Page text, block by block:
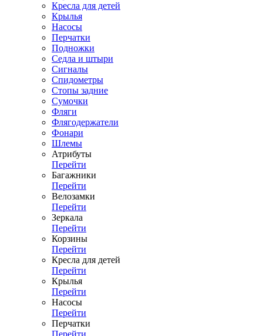
Кресла для детей
Крылья
Насосы
Перчатки
Подножки
Седла и штыри
Сигналы
Спидометры
Стопы задние
Сумочки
Фляги
Флягодержатели
Фонари
Шлемы
Атрибуты
Перейти
Багажники
Перейти
Велозамки
Перейти
Зеркала
Перейти
Корзины
Перейти
Кресла для детей
Перейти
Крылья
Перейти
Насосы
Перейти
Перчатки
Перейти